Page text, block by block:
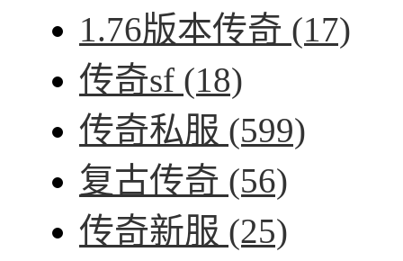
1.76版本传奇 (17)
传奇sf (18)
传奇私服 (599)
复古传奇 (56)
传奇新服 (25)